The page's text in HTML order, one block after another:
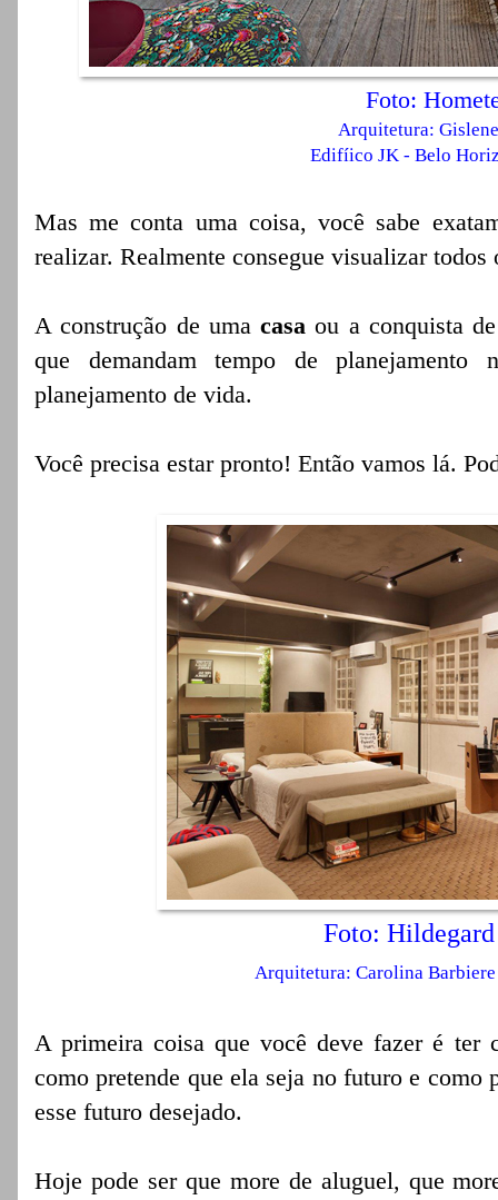
Foto:
Arquitetura:
Edifíico JK - Belo
Mas me conta uma coisa, você sabe
realizar. Realmente consegue visualizar todos
A construção de uma casa ou a conquista
que demandam tempo de planejamento
planejamento de vida.
Você precisa estar pronto! Então vamos lá.
Foto:
Arquitetura: Carolina
A primeira coisa que você deve fazer é ter
como pretende que ela seja no futuro e como
esse futuro desejado.
Hoje pode ser que more de aluguel, que